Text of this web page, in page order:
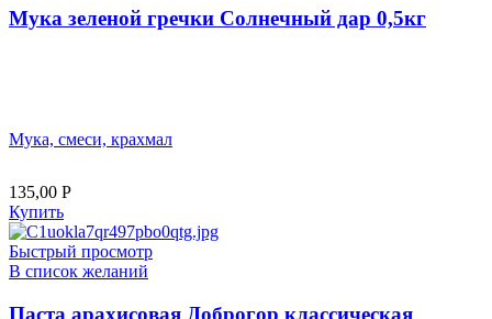
Мука зеленой гречки Солнечный дар 0,5кг
Мука, смеси, крахмал
135,00 Р
Купить
Быстрый просмотр
В список желаний
Паста арахисовая Доброгор классическая